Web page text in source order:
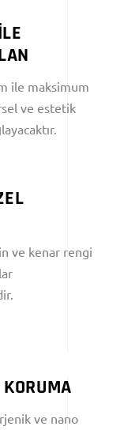
ile maksimum
ve estetik
ve kenar rengi
ve nano